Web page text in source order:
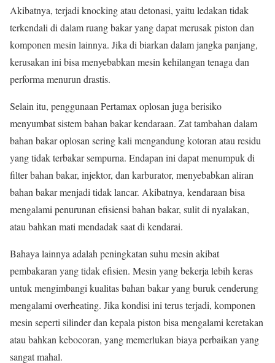
Akibatnya, terjadi knocking atau detonasi, yaitu ledakan tidak
terkendali di dalam ruang bakar yang dapat merusak piston dan
komponen mesin lainnya. Jika di biarkan dalam jangka panjang,
kerusakan ini bisa menyebabkan mesin kehilangan tenaga dan
performa menurun drastis.
Selain itu, penggunaan Pertamax oplosan juga berisiko
menyumbat sistem bahan bakar kendaraan. Zat tambahan dalam
bahan bakar oplosan sering kali mengandung kotoran atau residu
yang tidak terbakar sempurna. Endapan ini dapat menumpuk di
filter bahan bakar, injektor, dan karburator, menyebabkan aliran
bahan bakar menjadi tidak lancar. Akibatnya, kendaraan bisa
mengalami penurunan efisiensi bahan bakar, sulit di nyalakan,
atau bahkan mati mendadak saat di kendarai.
Bahaya lainnya adalah peningkatan suhu mesin akibat
pembakaran yang tidak efisien. Mesin yang bekerja lebih keras
untuk mengimbangi kualitas bahan bakar yang buruk cenderung
mengalami overheating. Jika kondisi ini terus terjadi, komponen
mesin seperti silinder dan kepala piston bisa mengalami keretakan
atau bahkan kebocoran, yang memerlukan biaya perbaikan yang
sangat mahal.